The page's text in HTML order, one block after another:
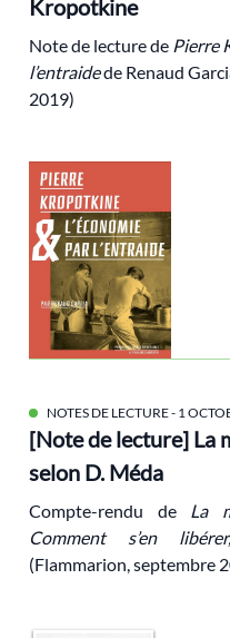
Kropotkine
Note de lecture de Pierre
l’entraidede Renaud
2019)
NOTES DE LECTURE- 1
[Note de lecture] La
selon D. Méda
Compte-rendu de La
Comment s’en libérer,
(Flammarion, septembre
green deal
Green European
Green new deal
Histoire de l'écologie
imaginaires
Inde
Indicateurs
indicateurs de richesse
inégalités
Intelligence Artificielle
Journées d'Eté des
justice
Larrère Catherine
Legislatives